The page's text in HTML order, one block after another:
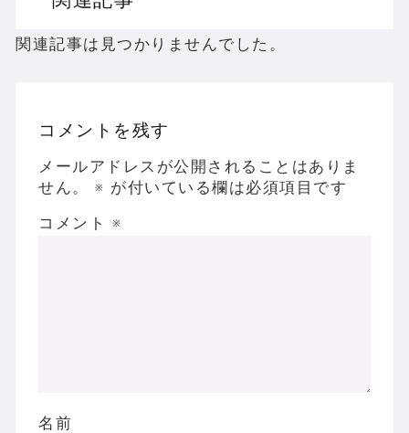
【聖剣伝説3】リースとアンジェラってなん
Powered by livedoor 相互RSS
関連記事は見つかりませんでした。
コメントを残す
メールアドレスが公開されることはありま
せん。
※ が付いている欄は必須項目です
コメント ※
名前